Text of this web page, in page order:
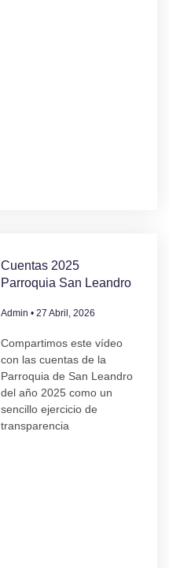
Cuentas 2025
Parroquia San Leandro
Admin 27 Abril, 2026
Compartimos este vídeo
con las cuentas de la
Parroquia de San Leandro
del año 2025 como un
sencillo ejercicio de
transparencia